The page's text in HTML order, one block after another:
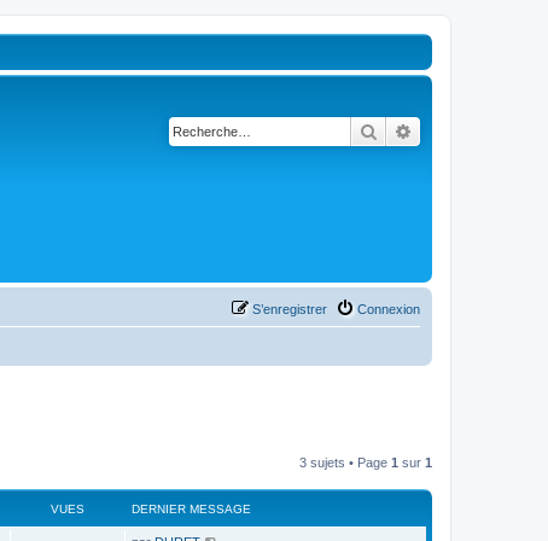
Rechercher
Connexion
S’enregistrer
3 sujets • Page 1 sur 1
VUES DERNIER MESSAGE